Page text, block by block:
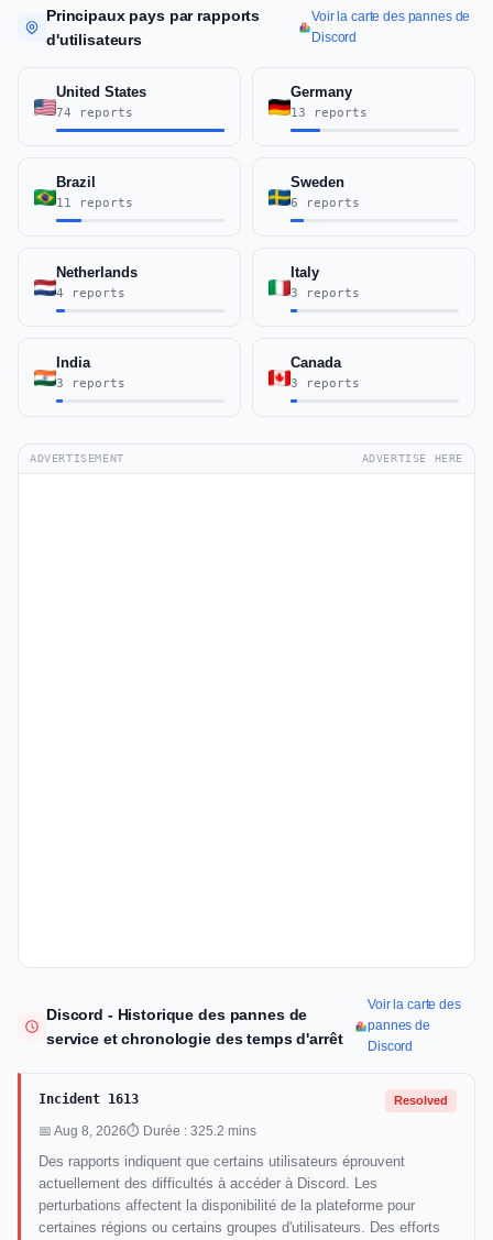
Principaux pays par rapports
d'utilisateurs
Voir la carte des pannes de
Discord
United States
74 reports
Germany
13 reports
Brazil
11 reports
Sweden
6 reports
Netherlands
4 reports
Italy
3 reports
India
3 reports
Canada
3 reports
ADVERTISEMENT ADVERTISE HERE
Discord - Historique des pannes de
service et chronologie des temps d'arrêt
Voir la carte des
pannes de
Discord
Incident 1613 Resolved
📅 Aug 8, 2026⏱ Durée : 325.2 mins
Des rapports indiquent que certains utilisateurs éprouvent
actuellement des difficultés à accéder à Discord. Les
perturbations affectent la disponibilité de la plateforme pour
certaines régions ou certains groupes d'utilisateurs. Des efforts